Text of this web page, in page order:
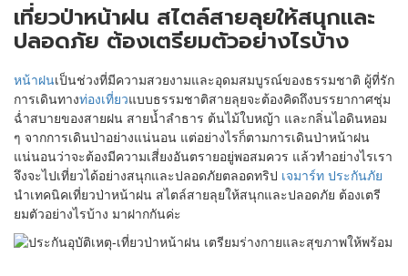
เที่ยวป่าหน้าฝน สไตล์สายลุยให้สนุกและ
ปลอดภัย ต้องเตรียมตัวอย่างไรบ้าง
หน้าฝนเป็นช่วงที่มีความสวยงามและอุดมสมบูรณ์ของธรรมชาติ ผู้ที่รัก
การเดินทางท่องเที่ยวแบบธรรมชาติสายลุยจะต้องคิดถึงบรรยากาศชุ่ม
ฉ่ำสบายของสายฝน สายน้ำลำธาร ต้นไม้ใบหญ้า และกลิ่นไอดินหอม
ๆ จากการเดินป่าอย่างแน่นอน แต่อย่างไรก็ตามการเดินป่าหน้าฝน
แน่นอนว่าจะต้องมีความเสี่ยงอันตรายอยู่พอสมควร แล้วทำอย่างไรเรา
จึงจะไปเที่ยวได้อย่างสนุกและปลอดภัยตลอดทริป เจมาร์ท ประกันภัย
นำเทคนิคเที่ยวป่าหน้าฝน สไตล์สายลุยให้สนุกและปลอดภัย ต้องเตรี
ยมตัวอย่างไรบ้าง มาฝากกันค่ะ